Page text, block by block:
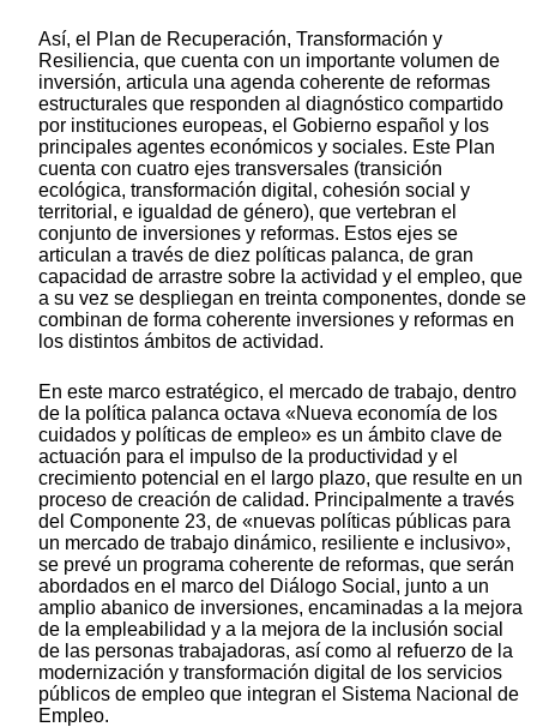
Así, el Plan de Recuperación, Transformación y
Resiliencia, que cuenta con un importante volumen de
inversión, articula una agenda coherente de reformas
estructurales que responden al diagnóstico compartido
por instituciones europeas, el Gobierno español y los
principales agentes económicos y sociales. Este Plan
cuenta con cuatro ejes transversales (transición
ecológica, transformación digital, cohesión social y
territorial, e igualdad de género), que vertebran el
conjunto de inversiones y reformas. Estos ejes se
articulan a través de diez políticas palanca, de gran
capacidad de arrastre sobre la actividad y el empleo, que
a su vez se despliegan en treinta componentes, donde se
combinan de forma coherente inversiones y reformas en
los distintos ámbitos de actividad.
En este marco estratégico, el mercado de trabajo, dentro
de la política palanca octava «Nueva economía de los
cuidados y políticas de empleo» es un ámbito clave de
actuación para el impulso de la productividad y el
crecimiento potencial en el largo plazo, que resulte en un
proceso de creación de calidad. Principalmente a través
del Componente 23, de «nuevas políticas públicas para
un mercado de trabajo dinámico, resiliente e inclusivo»,
se prevé un programa coherente de reformas, que serán
abordados en el marco del Diálogo Social, junto a un
amplio abanico de inversiones, encaminadas a la mejora
de la empleabilidad y a la mejora de la inclusión social
de las personas trabajadoras, así como al refuerzo de la
modernización y transformación digital de los servicios
públicos de empleo que integran el Sistema Nacional de
Empleo.